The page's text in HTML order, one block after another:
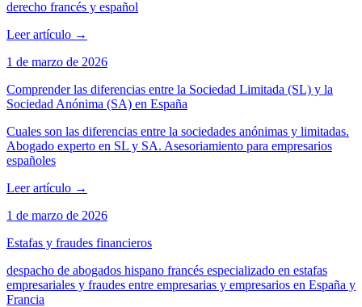
derecho francés y español
Leer artículo →
1 de marzo de 2026
Comprender las diferencias entre la Sociedad Limitada (SL) y la
Sociedad Anónima (SA) en España
Cuales son las diferencias entre la sociedades anónimas y limitadas.
Abogado experto en SL y SA. Asesoriamiento para empresarios
españoles
Leer artículo →
1 de marzo de 2026
Estafas y fraudes financieros
despacho de abogados hispano francés especializado en estafas
empresariales y fraudes entre empresarias y empresarios en España y
Francia